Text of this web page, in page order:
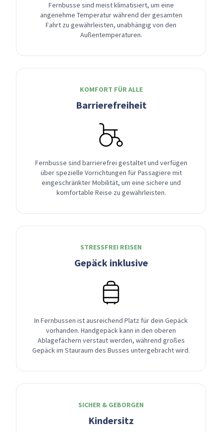
Fernbusse sind meist klimatisiert, um eine
angenehme Temperatur während der gesamten
Fahrt zu gewährleisten, unabhängig von den
Außentemperaturen.
KOMFORT FÜR ALLE
Barrierefreiheit
Fernbusse sind barrierefrei gestaltet und verfügen
über spezielle Vorrichtungen für Passagiere mit
eingeschränkter Mobilität, um eine sichere und
komfortable Reise zu gewährleisten.
STRESSFREI REISEN
Gepäck inklusive
In Fernbussen ist ausreichend Platz für dein Gepäck
vorhanden. Handgepäck kann in den oberen
Ablagefächern verstaut werden, während großes
Gepäck im Stauraum des Busses untergebracht wird.
SICHER & GEBORGEN
Kindersitz